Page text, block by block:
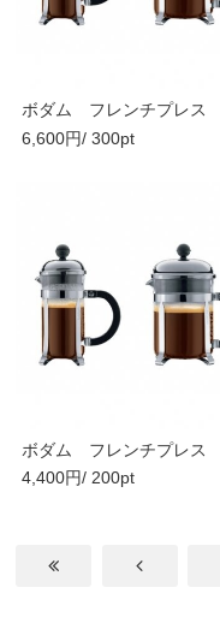
ボダム フレンチプレス
コーヒーメーカ..
6,600円/ 300pt
ボダム フレンチプレス
コーヒーメーカ..
4,400円/ 200pt